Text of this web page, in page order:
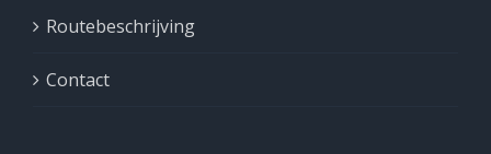
Routebeschrijving
Contact